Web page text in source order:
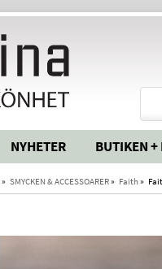
NYHETER BUTIKEN +
» SMYCKEN & ACCESSOARER» Faith»